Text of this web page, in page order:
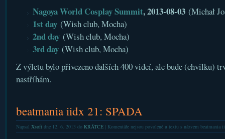
Nagoya World Cosplay Summit, 2013-08-03(Michał
1st day(Wish club, Mocha)
2nd day(Wish club, Mocha)
3rd day(Wish club, Mocha)
Z výletu bylo přivezeno dalších 400 videí, ale bude (chvilku)
nastříhám.
beatmania iidx 21: SPADA
Napsal Xsoftdne 12. 6. 2013 do KRÁTCE| Komentáře nejsou povolenéu textu s názvem beatmania